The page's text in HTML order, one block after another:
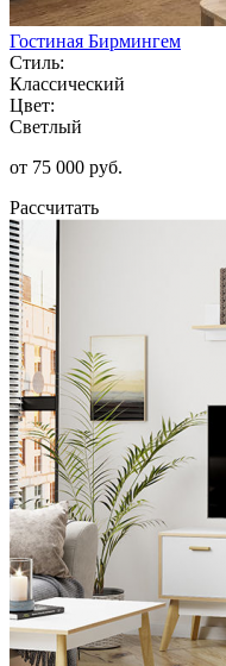
Гостиная Бирмингем
Стиль:
Классический
Цвет:
Светлый
от 75 000 руб.
Рассчитать